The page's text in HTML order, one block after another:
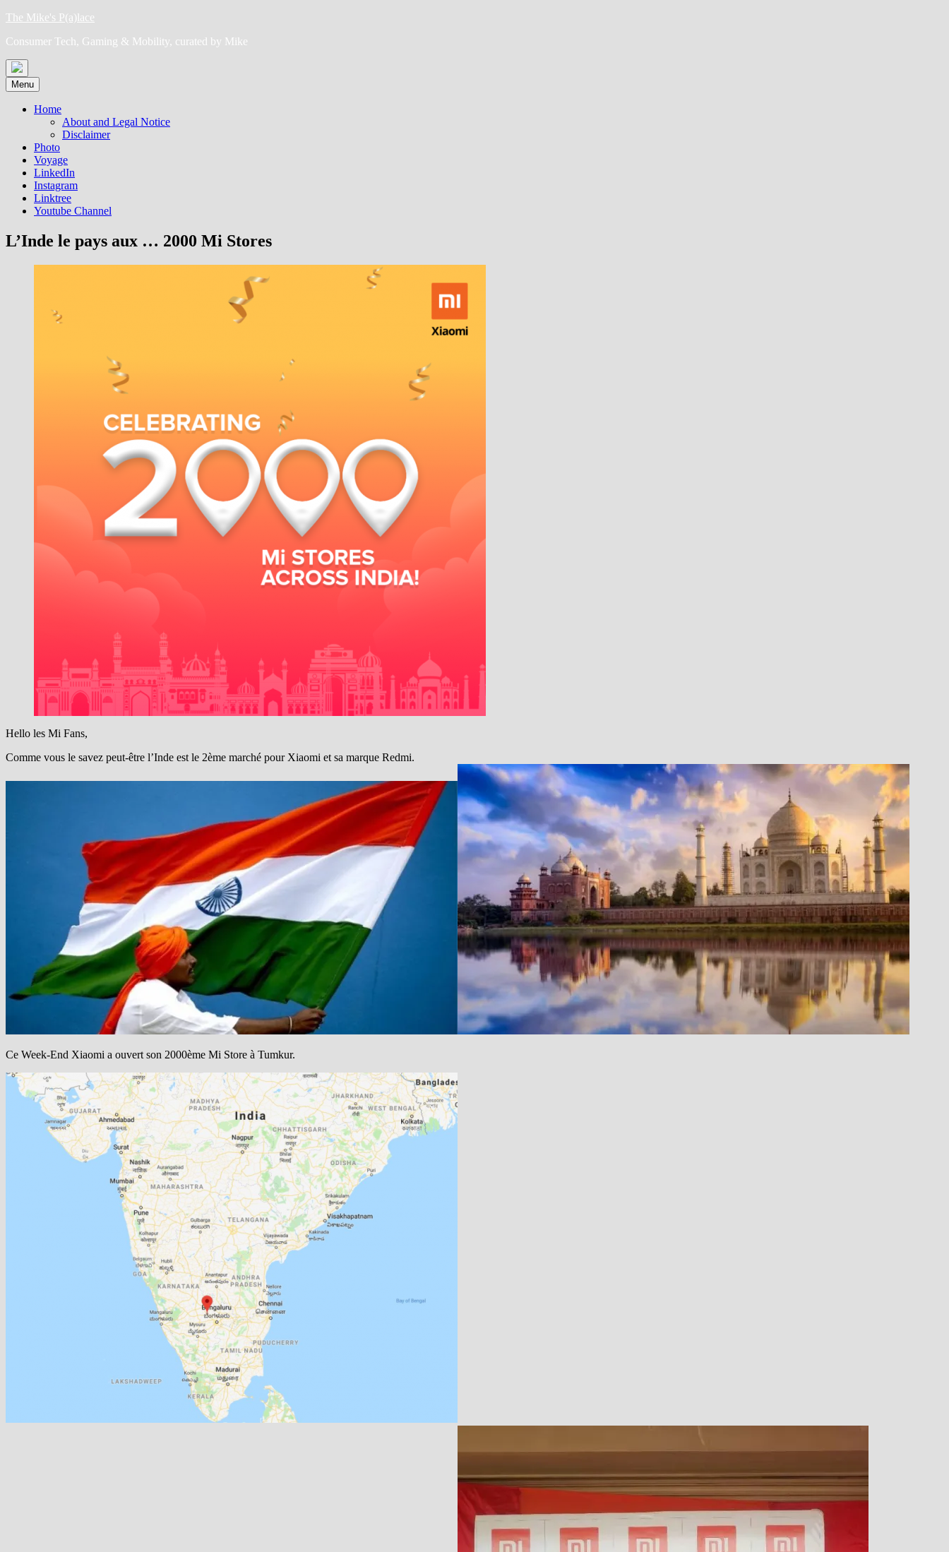
Skip
content
The Mike's P(a)lace
Consumer Tech, Gaming & Mobility, curated by Mike
Menu
Home
About and Legal Notice
Disclaimer
Photo
Voyage
LinkedIn
Instagram
Linktree
Youtube Channel
L’Inde le pays aux … 2000 Mi Stores
Hello les Mi Fans,
Comme vous le savez peut-être l’Inde est le 2ème marché pour Xiaomi et sa marque Redmi.
Ce Week-End Xiaomi a ouvert son 2000ème Mi Store à Tumkur.